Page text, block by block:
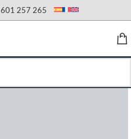
601 257 265